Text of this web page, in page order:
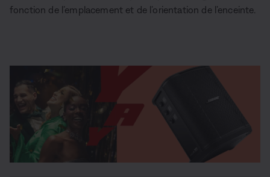
fonction de l’emplacement et de l’orientation de l’enceinte.